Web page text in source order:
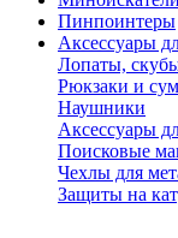
Пинпоинтеры
Аксессуары
Лопаты,
Рюкзаки и
Наушники
Аксессуары
Поисковые
Чехлы для
Защиты на